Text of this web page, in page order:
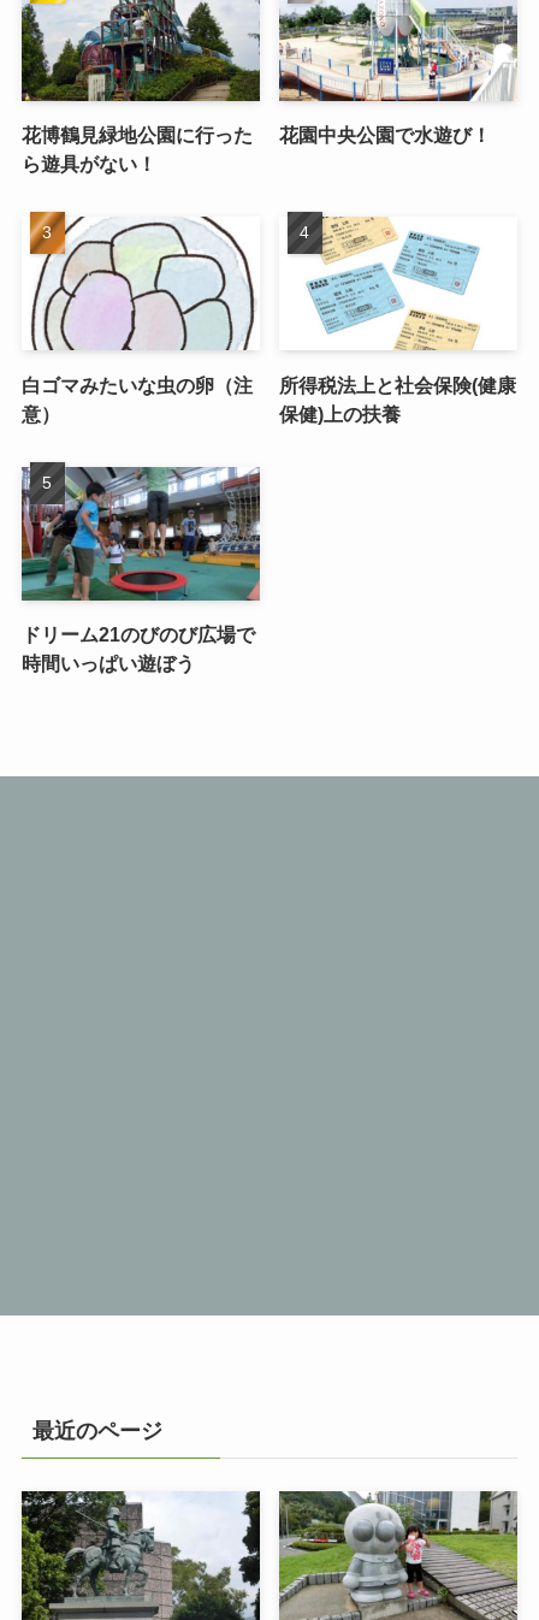
花博鶴見緑地公園に行った
ら遊具がない！
花園中央公園で水遊び！
白ゴマみたいな虫の卵（注
意）
所得税法上と社会保険(健康
保健)上の扶養
ドリーム21のびのび広場で
時間いっぱい遊ぼう
最近のページ